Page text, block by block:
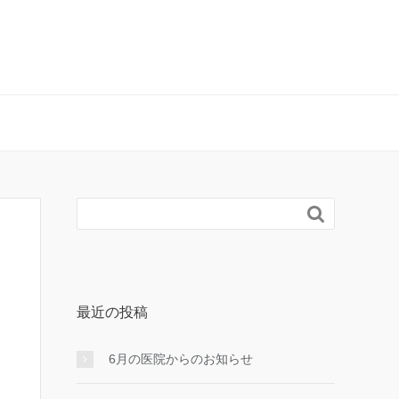

最近の投稿
6月の医院からのお知らせ